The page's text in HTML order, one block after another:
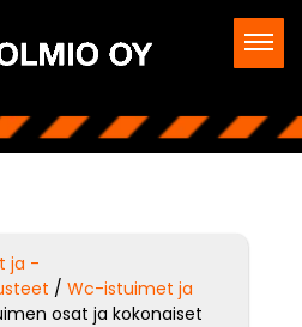
ja -
/ Wc-istuimet ja
osat ja kokonaiset